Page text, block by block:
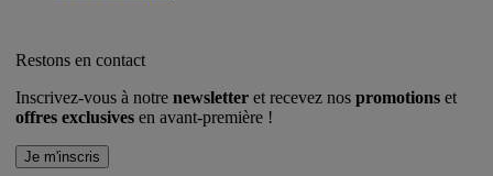
Restons en contact
Inscrivez-vous à notre newsletter et recevez nos promotions et
offres exclusives en avant-première !